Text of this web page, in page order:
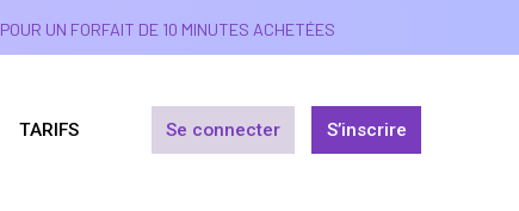
POUR UN FORFAIT DE 10 MINUTES ACHETÉES
TARIFS Se connecter S’inscrire